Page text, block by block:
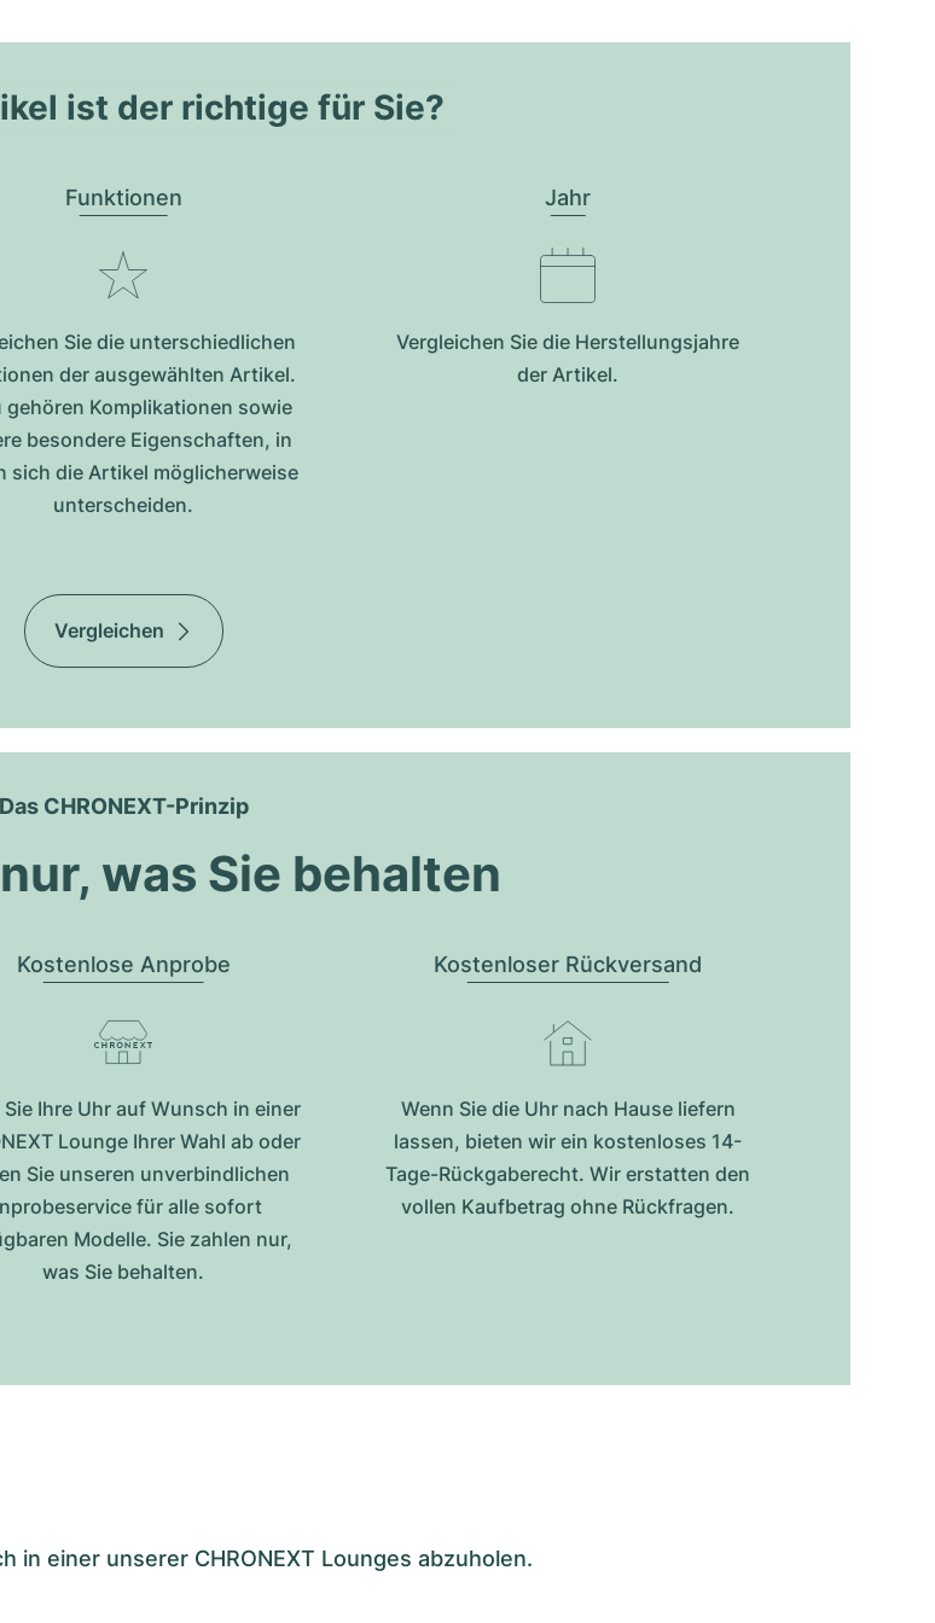
ist der richtige für Sie?
Funktionen
Sie die unterschiedlichen
der ausgewählten Artikel.
gehören Komplikationen sowie
besondere Eigenschaften, in
sich die Artikel möglicherweise
unterscheiden.
Jahr
Vergleichen Sie die Herstellungsjahre
der Artikel.
Vergleichen
Das CHRONEXT-Prinzip
was Sie behalten
Kostenlose Anprobe
Sie Ihre Uhr auf Wunsch in einer
Lounge Ihrer Wahl ab oder
Sie unseren unverbindlichen
für alle sofort
Modelle. Sie zahlen nur,
was Sie behalten.
Kostenloser Rückversand
Wenn Sie die Uhr nach Hause liefern
lassen, bieten wir ein kostenloses 14-
Tage-Rückgaberecht. Wir erstatten den
vollen Kaufbetrag ohne Rückfragen.
einer unserer CHRONEXT Lounges abzuholen.